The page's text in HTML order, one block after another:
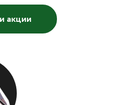
акции